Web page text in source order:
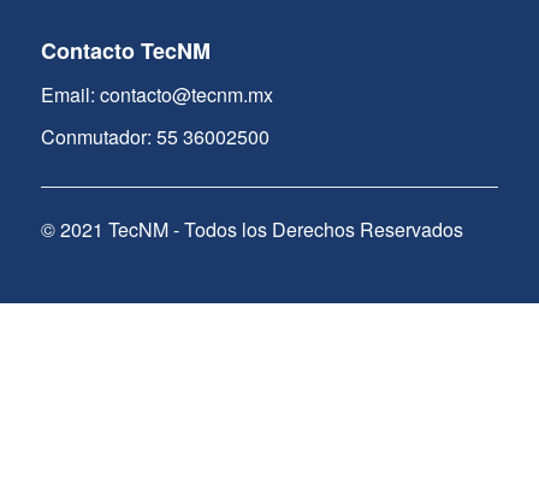
Contacto TecNM
Email: contacto@tecnm.mx
Conmutador: 55 36002500
© 2021 TecNM - Todos los Derechos Reservados